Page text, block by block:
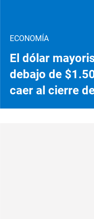
ECONOMÍA
El dólar
debajo de
caer al cierre